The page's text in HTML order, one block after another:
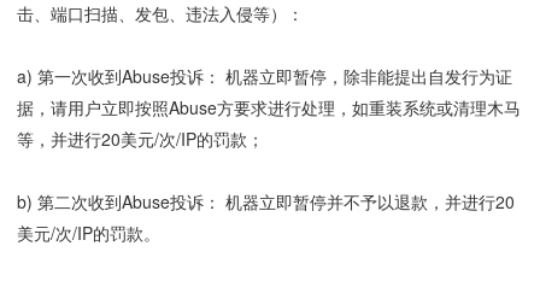
击、端口扫描、发包、违法入侵等）：
a) 第一次收到Abuse投诉： 机器立即暂停，除非能提出自发行为证
据，请用户立即按照Abuse方要求进行处理，如重装系统或清理木马
等，并进行20美元/次/IP的罚款；
b) 第二次收到Abuse投诉： 机器立即暂停并不予以退款，并进行20
美元/次/IP的罚款。